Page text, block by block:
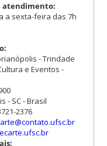
atendimento:
a sexta-feira das 7h
- Trindade
e Eventos -
- SC - Brasil
2376